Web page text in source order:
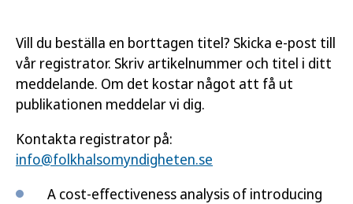
Vill du beställa en borttagen titel? Skicka e-post till
vår registrator. Skriv artikelnummer och titel i ditt
meddelande. Om det kostar något att få ut
publikationen meddelar vi dig.
Kontakta registrator på:
info@folkhalsomyndigheten.se
A cost-effectiveness analysis of introducing